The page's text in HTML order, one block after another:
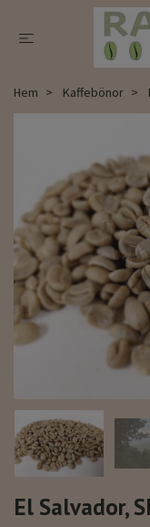
Hem Kaffebönor
El Salvador,